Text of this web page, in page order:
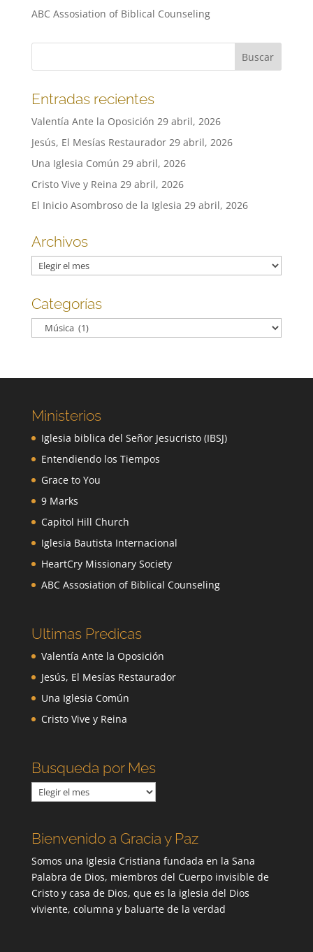
ABC Assosiation of Biblical Counseling
Entradas recientes
Valentía Ante la Oposición 29 abril, 2026
Jesús, El Mesías Restaurador 29 abril, 2026
Una Iglesia Común 29 abril, 2026
Cristo Vive y Reina 29 abril, 2026
El Inicio Asombroso de la Iglesia 29 abril, 2026
Archivos
Archivos
Categorías
Categorías
Ministerios
Iglesia biblica del Señor Jesucristo (IBSJ)
Entendiendo los Tiempos
Grace to You
9 Marks
Capitol Hill Church
Iglesia Bautista Internacional
HeartCry Missionary Society
ABC Assosiation of Biblical Counseling
Ultimas Predicas
Valentía Ante la Oposición
Jesús, El Mesías Restaurador
Una Iglesia Común
Cristo Vive y Reina
Busqueda por Mes
Busqueda
por
Bienvenido a Gracia y Paz
Somos una Iglesia Cristiana fundada en la Sana
Palabra de Dios, miembros del Cuerpo invisible de
Cristo y casa de Dios, que es la iglesia del Dios
viviente, columna y baluarte de la verdad